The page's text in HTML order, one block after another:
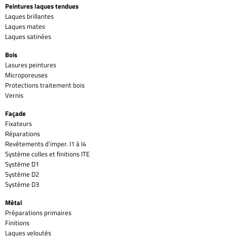
Peintures laques tendues
Laques brillantes
Laques mates
Laques satinées
Bois
Lasures peintures
Microporeuses
Protections traitement bois
Vernis
Façade
Fixateurs
Réparations
Revêtements d’imper. I1 à I4
Système colles et finitions ITE
Système D1
Système D2
Système D3
Métal
Préparations primaires
Finitions
Laques veloutés